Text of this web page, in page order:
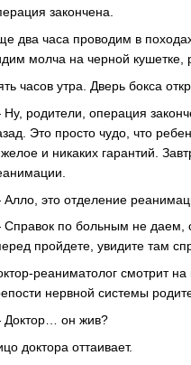
закончена.
два часа проводим в
молча на черной
часов утра. Дверь бокса
родители, операция
Это просто чудо, что
и никаких гарантий.
это отделение
по больным не даем,
пройдете, увидите там
реаниматолог смотрит
нервной системы
он жив?
доктора оттаивает.